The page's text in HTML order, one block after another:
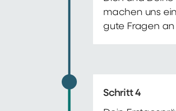
machen uns
gute Fragen an
Schritt 4